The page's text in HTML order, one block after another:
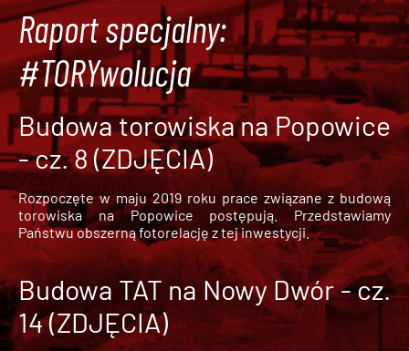
Raport specjalny:
#TORYwolucja
Budowa torowiska na Popowice
- cz. 8 (ZDJĘCIA)
Rozpoczęte w maju 2019 roku prace związane z budową
torowiska na Popowice
postępują. Przedstawiamy
Państwu obszerną fotorelację z tej inwestycji.
Budowa TAT na Nowy Dwór - cz.
14 (ZDJĘCIA)